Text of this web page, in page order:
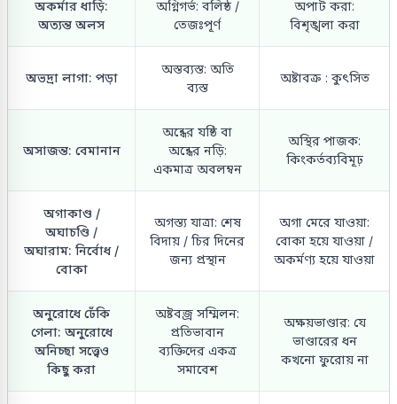
অকর্মার ধাড়ি:
অত্যন্ত অলস
অগ্নিগর্ভ: বলিষ্ঠ /
তেজঃপূর্ণ
অপাট করা:
বিশৃঙ্খলা করা
অভদ্রা লাগা: পড়া
অস্তব্যস্ত: অতি
ব্যস্ত
অষ্টাবক্র : কুৎসিত
অসাজন্ত: বেমানান
অন্ধের যষ্ঠি বা
অন্ধের নড়ি:
একমাত্র অবলম্বন
অস্থির পাজক:
কিংকর্তব্যবিমূঢ়
অগাকাণ্ড /
অঘাচণ্ডি /
অঘারাম: নির্বোধ /
বোকা
অগস্ত্য যাত্রা: শেষ
বিদায় / চির দিনের
জন্য প্রস্থান
অগা মেরে যাওয়া:
বোকা হয়ে যাওয়া /
অকর্মণ্য হয়ে যাওয়া
অনুরোধে ঢেঁকি
গেলা: অনুরোধে
অনিচ্ছা সত্ত্বেও
কিছু করা
অষ্টবজ্র সম্মিলন:
প্রতিভাবান
ব্যক্তিদের একত্র
সমাবেশ
অক্ষয়ভাণ্ডার: যে
ভাণ্ডারের ধন
কখনো ফুরোয় না